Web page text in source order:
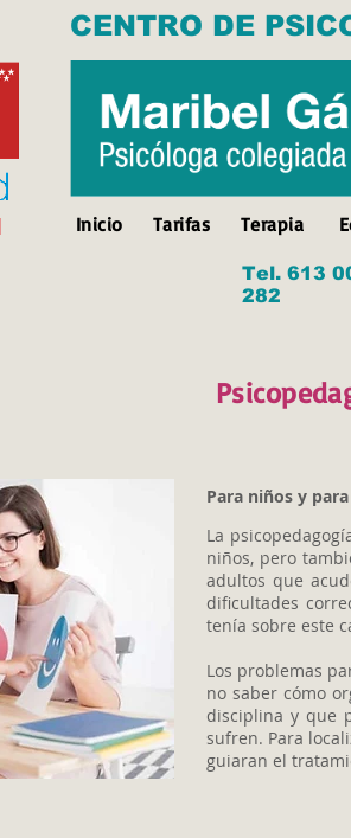
CENTRO DE
Inicio Tarifas Terapia
Tel. 613
282
Para niños y
La
niños, pero
adultos que
dificultades
tenía sobre este
Los problemas
no saber cómo
disciplina y que
sufren. Para
guiaran el